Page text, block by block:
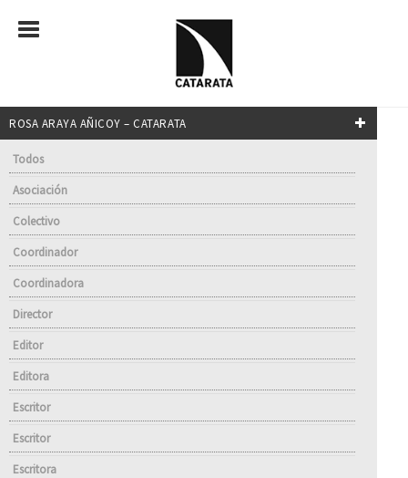
ROSA ARAYA AÑICOY – CATARATA
Todos
Asociación
Colectivo
Coordinador
Coordinadora
Director
Editor
Editora
Escritor
Escritor
Escritora